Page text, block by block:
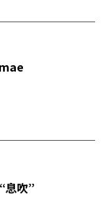
息吹”